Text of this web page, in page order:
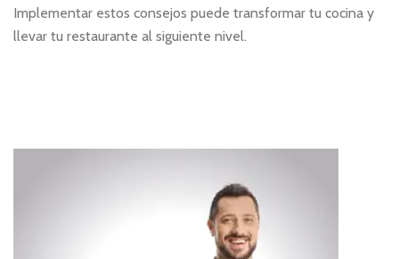
Implementar estos consejos puede transformar tu cocina y
llevar tu restaurante al siguiente nivel.